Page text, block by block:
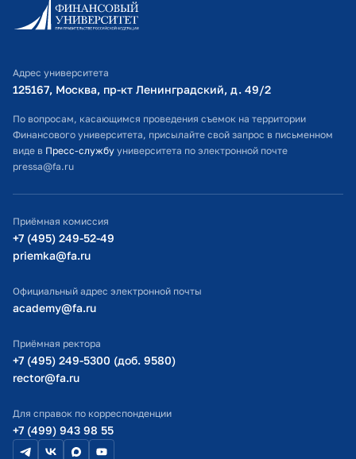
Личный кабинет поступающего
Оплата обучения
Расписание занятий
Студенческий офис
Официальный адрес электронной почты
Министерство просвещения РФ
Министерство науки и высшего образования РФ
Адрес университета
125167, Москва, пр-кт Ленинградский, д. 49/2​
По вопросам, касающимся проведения съемок на территории
Финансового университета, присылайте свой запрос в письменном
виде в Пресс-службу университета по электронной почте
pressa@fa.ru
Приёмная комиссия
+7 (495) 249-52-49
priemka@fa.ru
Официальный адрес электронной почты
academy@fa.ru
Приёмная ректора
+7 (495) 249-5300 (доб. 9580)
rector@fa.ru
Для справок по корреспонденции
+7 (499) 943 98 55